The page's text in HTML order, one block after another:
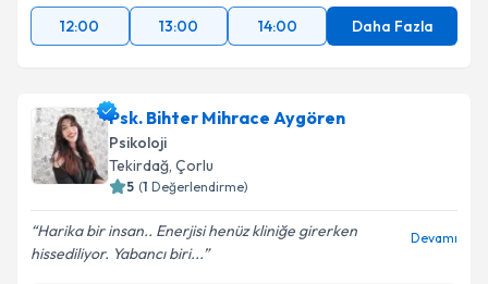
12:00
13:00 14:00 Daha Fazla
Psk. Bihter Mihrace Aygören
Psikoloji
Tekirdağ, Çorlu
5 (1 Değerlendirme)
Harika bir insan.. Enerjisi henüz kliniğe girerken
hissediliyor. Yabancı biri...
Devamı